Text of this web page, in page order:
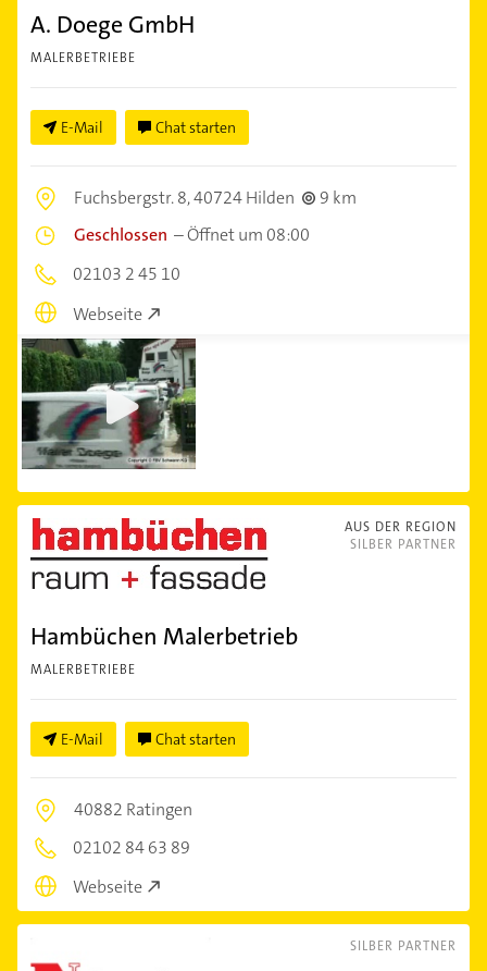
A. Doege GmbH
MALERBETRIEBE
E-Mail Chat starten
Fuchsbergstr. 8,40724 Hilden
9 km
Geschlossen –Öffnet um 08:00
02103 2 45 10
Webseite
AUS DER REGION
SILBER PARTNER
Hambüchen Malerbetrieb
MALERBETRIEBE
E-Mail Chat starten
40882 Ratingen
02102 84 63 89
Webseite
SILBER PARTNER